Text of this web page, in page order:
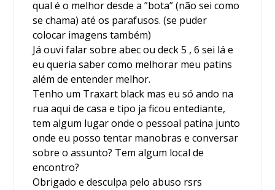
qual é o melhor desde a ”bota” (não sei como
se chama) até os parafusos. (se puder
colocar imagens também)
Já ouvi falar sobre abec ou deck 5 , 6 sei lá e
eu queria saber como melhorar meu patins
além de entender melhor.
Tenho um Traxart black mas eu só ando na
rua aqui de casa e tipo ja ficou entediante,
tem algum lugar onde o pessoal patina junto
onde eu posso tentar manobras e conversar
sobre o assunto? Tem algum local de
encontro?
Obrigado e desculpa pelo abuso rsrs